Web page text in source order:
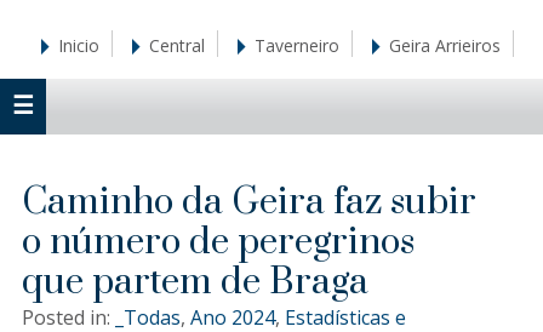
Inicio Central Taverneiro Geira Arrieiros
Caminho da Geira faz subir
o número de peregrinos
que partem de Braga
Posted in: _Todas, Ano 2024, Estadísticas e